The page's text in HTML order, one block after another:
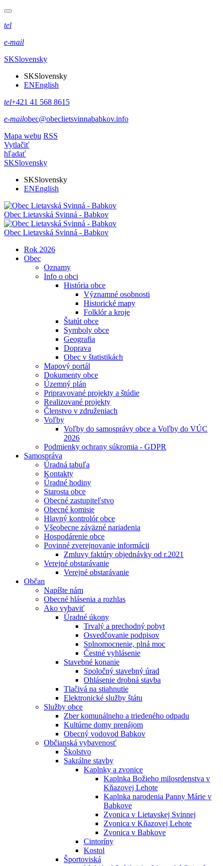
tel
e-mail
SKSlovensky
SKSlovensky
ENEnglish
tel+421 41 568 8615
e-mailobec@obeclietsvinnababkov.info
Mapa webu RSS
Vytlačiť
hľadať
SKSlovensky
SKSlovensky
ENEnglish
Obec Lietavská Svinná - Babkov
Obec Lietavská Svinná - Babkov
Rok 2026
Obec
Oznamy
Info o obci
História obce
Významné osobnosti
Historické mapy
Folklór a kroje
Štatút obce
Symboly obce
Geografia
Doprava
Obec v štatistikách
Mapový portál
Dokumenty obce
Územný plán
Pripravované projekty a štúdie
Realizované projekty
Členstvo v združeniach
Voľby
Voľby do samosprávy obce a Voľby do VÚC
2026
Podmienky ochrany súkromia - GDPR
Samospráva
Úradná tabuľa
Kontakty
Úradné hodiny
Starosta obce
Obecné zastupiteľstvo
Obecné komisie
Hlavný kontrolór obce
Všeobecne záväzné nariadenia
Hospodárenie obce
Povinné zverejnovanie informácii
Zmluvy faktúry objednávky od r.2021
Verejné obstarávanie
Verejné obstarávanie
Občan
Napíšte nám
Obecné hlásenia a rozhlas
Ako vybaviť
Úradné úkony
Trvalý a prechodný pobyt
Osvedčovanie podpisov
Splnomocnenie, plná moc
Čestné vyhlásenie
Stavebné konanie
Spoločný stavebný úrad
Ohlásenie drobná stavba
Tlačivá na stiahnutie
Elektronické služby štátu
Služby obce
Zber komunálneho a triedeného odpadu
Kultúrne domy prenájom
Obecný vodovod Babkov
Občianská vybavenosť
Školstvo
Sakrálne stavby
Kaplnky a zvonice
Kaplnka Božieho milosrdenstva v
Kňazovej Lehote
Kaplnka narodenia Panny Márie v
Babkove
Zvonica v Lietavskej Svinnej
Zvonica v Kňazovej Lehote
Zvonica v Babkove
Cintoríny
Kostol
Športoviská